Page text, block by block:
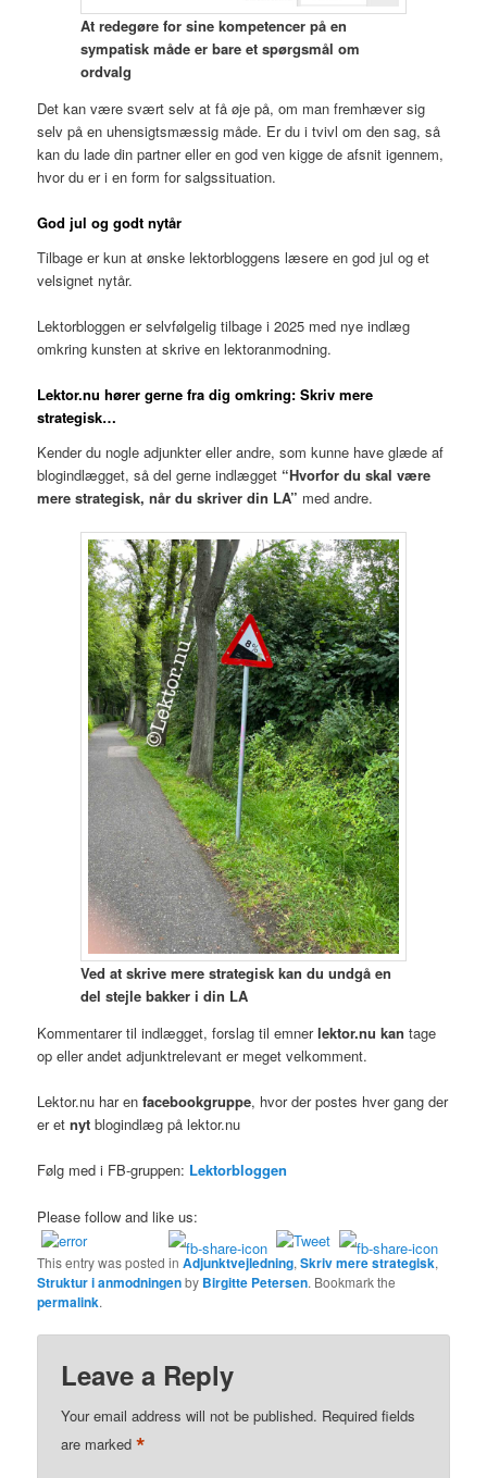
At redegøre for sine kompetencer på en
sympatisk måde er bare et spørgsmål om
ordvalg
Det kan være svært selv at få øje på, om man fremhæver sig
selv på en uhensigtsmæssig måde. Er du i tvivl om den sag, så
kan du lade din partner eller en god ven kigge de afsnit igennem,
hvor du er i en form for salgssituation.
God jul og godt nytår
Tilbage er kun at ønske lektorbloggens læsere en god jul og et
velsignet nytår.
Lektorbloggen er selvfølgelig tilbage i 2025 med nye indlæg
omkring kunsten at skrive en lektoranmodning.
Lektor.nu hører gerne fra dig omkring: Skriv mere
strategisk…
Kender du nogle adjunkter eller andre, som kunne have glæde af
blogindlægget, så del gerne indlægget “Hvorfor du skal være
mere strategisk, når du skriver din LA” med andre.
Ved at skrive mere strategisk kan du undgå en
del stejle bakker i din LA
Kommentarer til indlægget, forslag til emnerlektor.nu kan tage
op eller andet adjunktrelevant er meget velkomment.
Lektor.nu har enfacebookgruppe, hvor der postes hver gang der
er etnyt blogindlæg på lektor.nu
Følg med i FB-gruppen: Lektorbloggen
Please follow and like us:
This entry was posted inAdjunktvejledning,Skriv mere strategisk,
Struktur i anmodningenby Birgitte Petersen. Bookmark the
permalink.
Leave a Reply
Your email address will not be published. Required fields
are marked*